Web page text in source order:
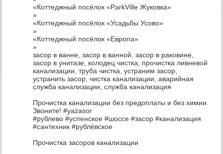
«Коттеджный посёлок «ParkVille Жуковка»
»
«Коттеджный посёлок «Усадьбы Усово»
»
«Коттеджный посёлок «Европа»
»
засор в ванне, засор в ванной, засор в раковине,
засор в унитазе, колодец чистка, прочистка ливневой
канализации, труба чистка, устраним засор,
устранить засор, чистка канализации, аварийная
служба канализации, служба канализация
Прочистка канализации без предоплаты и без химии.
Звоните! #yazasor
#рублево #успенское #шоссе #засор #канализация
#сантехник #рублёвское
Прочистка засоров канализации